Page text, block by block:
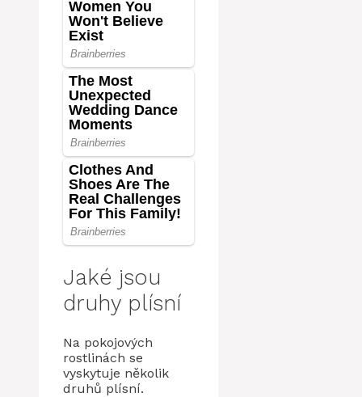
Jaké jsou
druhy plísní
Na pokojových
rostlinách se
vyskytuje několik
druhů plísní.